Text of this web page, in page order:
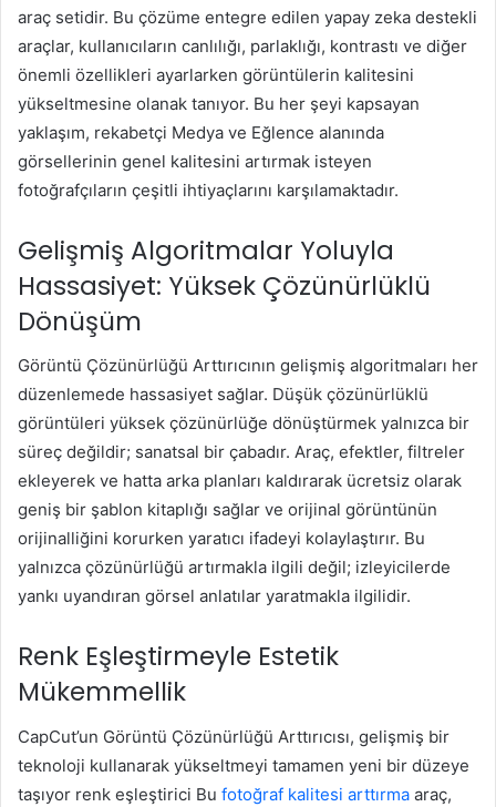
araç setidir. Bu çözüme entegre edilen yapay zeka destekli
araçlar, kullanıcıların canlılığı, parlaklığı, kontrastı ve diğer
önemli özellikleri ayarlarken görüntülerin kalitesini
yükseltmesine olanak tanıyor. Bu her şeyi kapsayan
yaklaşım, rekabetçi Medya ve Eğlence alanında
görsellerinin genel kalitesini artırmak isteyen
fotoğrafçıların çeşitli ihtiyaçlarını karşılamaktadır.
Gelişmiş Algoritmalar Yoluyla
Hassasiyet: Yüksek Çözünürlüklü
Dönüşüm
Görüntü Çözünürlüğü Arttırıcının gelişmiş algoritmaları her
düzenlemede hassasiyet sağlar. Düşük çözünürlüklü
görüntüleri yüksek çözünürlüğe dönüştürmek yalnızca bir
süreç değildir; sanatsal bir çabadır. Araç, efektler, filtreler
ekleyerek ve hatta arka planları kaldırarak ücretsiz olarak
geniş bir şablon kitaplığı sağlar ve orijinal görüntünün
orijinalliğini korurken yaratıcı ifadeyi kolaylaştırır. Bu
yalnızca çözünürlüğü artırmakla ilgili değil; izleyicilerde
yankı uyandıran görsel anlatılar yaratmakla ilgilidir.
Renk Eşleştirmeyle Estetik
Mükemmellik
CapCut’un Görüntü Çözünürlüğü Arttırıcısı, gelişmiş bir
teknoloji kullanarak yükseltmeyi tamamen yeni bir düzeye
taşıyor renk eşleştirici Bu fotoğraf kalitesi arttırma araç,